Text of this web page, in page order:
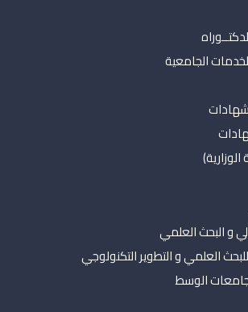
الجامعية
و البحث العلمي
العلمي و التطوير التكنولوجي
الوسط